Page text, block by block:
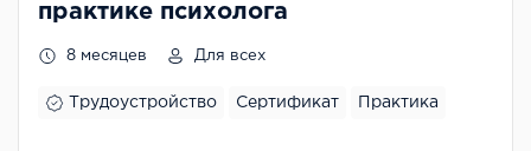
практике психолога
8 месяцев Для всех
Трудоустройство Сертификат Практика